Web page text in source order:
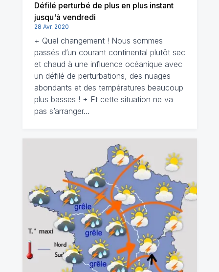
Défilé perturbé de plus en plus instant
jusqu'à vendredi
28 Avr. 2020
+ Quel changement ! Nous sommes
passés d’un courant continental plutôt sec
et chaud à une influence océanique avec
un défilé de perturbations, des nuages
abondants et des températures beaucoup
plus basses ! + Et cette situation ne va
pas s’arranger…